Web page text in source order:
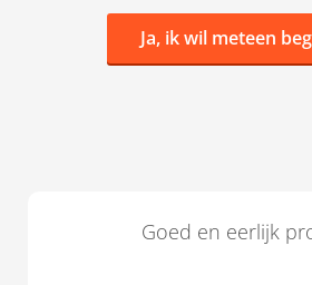
Ja, ik wil meteen
Goed en eerlijk